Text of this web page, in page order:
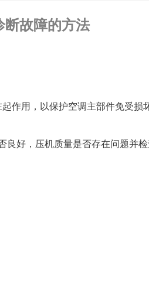
断故障的方法
作用，以保护空调主部件免受损
良好，压机质量是否存在问题并